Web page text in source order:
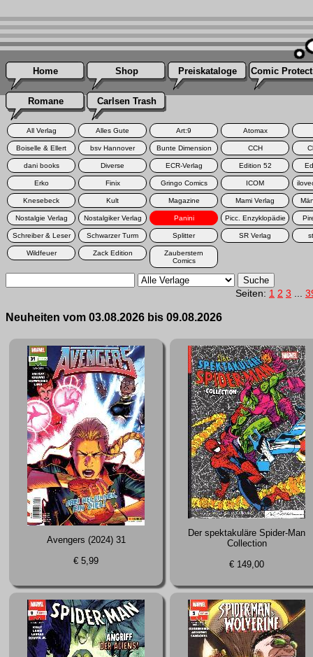
Home Shop Preiskataloge Comic
Romane Carlsen Trash
All Verlag Alles Gute Art:9 Atomax
Boiselle & Ellert bsv Hannover Bunte Dimension CCH
dani books Diverse ECR-Verlag Edition 52
Erko Finix Gringo Comics ICOM
Knesebeck Kult Magazine Mami Verlag
Nostalgie Verlag Nostalgiker Verlag Panini Picc. Enzyklopädie
Schreiber & Leser Schwarzer Turm Splitter SR Verlag
Wildfeuer Zack Edition
Zauberstern
Comics
Seiten: 1 2 3
Neuheiten vom 03.08.2026 bis 09.08.2026
Avengers (2024) 31
€ 5,99
Der spektakuläre Spider-Man
Collection
€ 149,00